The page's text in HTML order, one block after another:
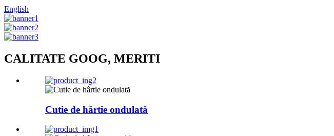
English
CALITATE GOOG, MERITI
Cutie de hârtie ondulată